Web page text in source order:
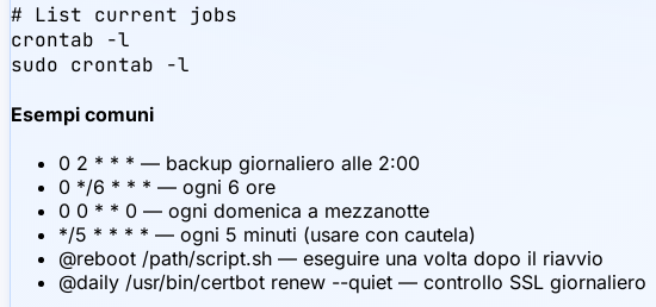
# List current jobs
crontab -l
sudo crontab -l
Esempi comuni
0 2 * * * — backup giornaliero alle 2:00
0 */6 * * * — ogni 6 ore
0 0 * * 0 — ogni domenica a mezzanotte
*/5 * * * * — ogni 5 minuti (usare con cautela)
@reboot /path/script.sh — eseguire una volta dopo il riavvio
@daily /usr/bin/certbot renew --quiet — controllo SSL giornaliero